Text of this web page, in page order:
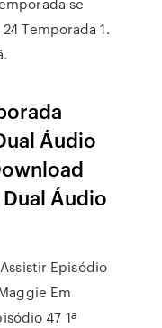
Temporada 1.
Áudio
Áudio
Episódio
Em
47 1ª